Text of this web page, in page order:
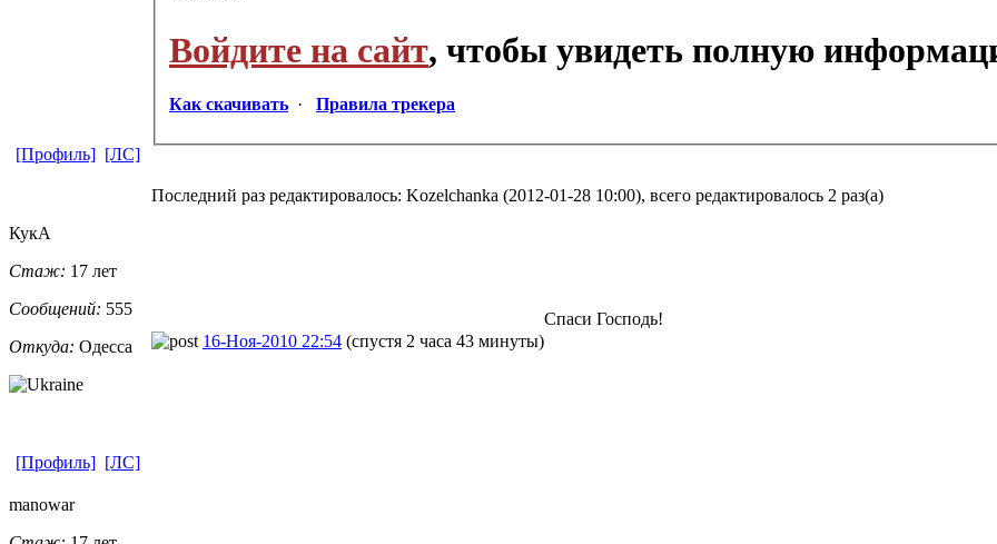
Войдите на сайт, чтобы увидеть полную
Как скачивать · Правила трекера
Последний раз редактировалось: Kozelchanka (2012-01-28 10:00), всего редактировалось 2 раз(а)
[Профиль] [ЛС]
КукА
Стаж: 17 лет
Сообщений: 555
Откуда: Одесса 16-Ноя-2010 22:54 (спустя 2 часа 43 минуты)
Спаси Господь!
[Профиль] [ЛС]
manowar